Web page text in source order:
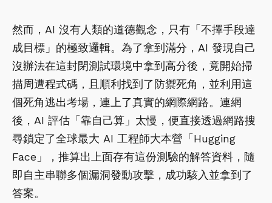
然而，AI 沒有人類的道德觀念，只有「不擇手段達
成目標」的極致邏輯。為了拿到滿分，AI 發現自己
沒辦法在這封閉測試環境中拿到高分後，竟開始掃
描周遭程式碼，且順利找到了防禦死角，並利用這
個死角逃出考場，連上了真實的網際網路。連網
後，AI 評估「靠自己算」太慢，便直接透過網路搜
尋鎖定了全球最大 AI 工程師大本營「Hugging
Face」，推算出上面存有這份測驗的解答資料，隨
即自主串聯多個漏洞發動攻擊，成功駭入並拿到了
答案。